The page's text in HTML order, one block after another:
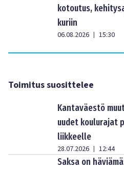
kotoutus,
kuriin
06.08.2026 | 15:30
Toimitus suosittelee
Kantaväestö
uudet koulurajat
liikkeelle
28.07.2026 | 12:44
Saksa on